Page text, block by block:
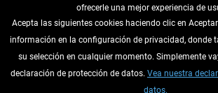
DESISTIR DEL CONTRATO
INFORMACIÓN
ofrecerle una mejor experiencia de
Acepta las siguientes cookies haciendo clic en
información en la configuración de privacidad, donde
su selección en cualquier momento. Simplemente
declaración de protección de datos. Vea nuestra
datos.